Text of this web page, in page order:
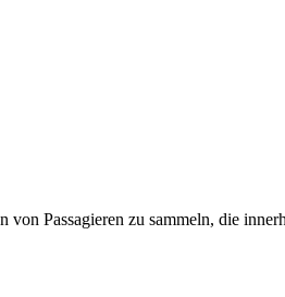
Passagieren zu sammeln, die